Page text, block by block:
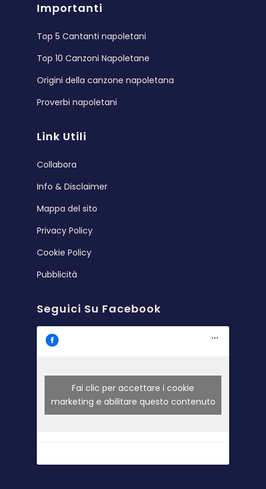
Importanti
Top 5 Cantanti napoletani
Top 10 Canzoni Napoletane
Origini della canzone napoletana
Proverbi napoletani
Link Utili
Collabora
Info & Disclaimer
Mappa del sito
Privacy Policy
Cookie Policy
Pubblicità
Seguici Su Facebook
Fai clic per accettare i cookie
marketing e abilitare questo contenuto